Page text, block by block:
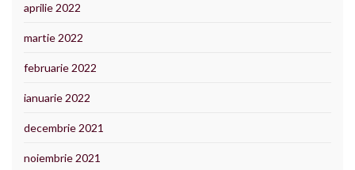
aprilie 2022
martie 2022
februarie 2022
ianuarie 2022
decembrie 2021
noiembrie 2021